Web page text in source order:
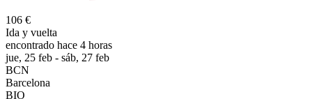
106 €
Ida y vuelta
encontrado hace 4 horas
jue, 25 feb - sáb, 27 feb
BCN
Barcelona
BIO